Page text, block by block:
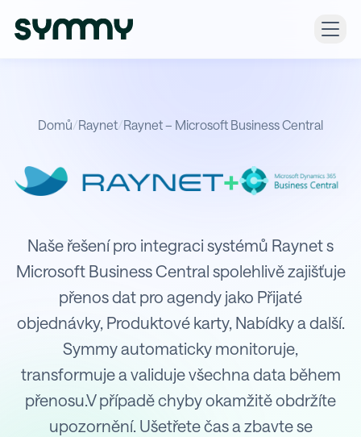
Domů/Raynet/Raynet – Microsoft Business Central
+
Integrace Raynet s Microsoft
Naše řešení pro integraci systémů Raynet s
Microsoft Business Central spolehlivě zajišťuje
přenos dat pro agendy jako Přijaté
objednávky, Produktové karty, Nabídky a další.
Symmy automaticky monitoruje,
transformuje a validuje všechna data během
přenosu.V případě chyby okamžitě obdržíte
upozornění. Ušetřete čas a zbavte se